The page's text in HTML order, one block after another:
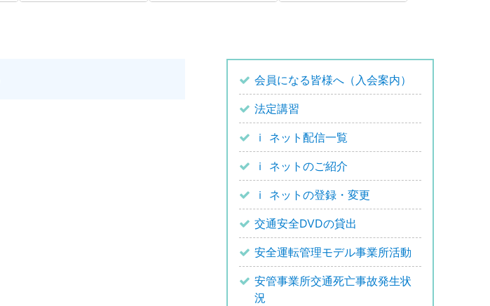
会員になる皆様へ（入会案内）
法定講習
ｉ ネット配信一覧
ｉ ネットのご紹介
ｉ ネットの登録・変更
交通安全DVDの貸出
安全運転管理モデル事業所活動
安管事業所交通死亡事故発生状
況